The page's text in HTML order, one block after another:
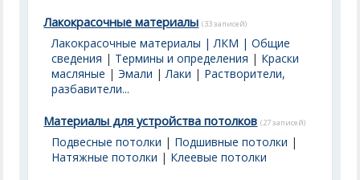
Лакокрасочные материалы (33 записей)
Лакокрасочные материалы | ЛКМ | Общие
сведения | Термины и определения | Краски
масляные |Эмали |Лаки | Растворители,
разбавители...
Материалы для устройства потолков (27 записей)
Подвесные потолки | Подшивные потолки |
Натяжные потолки | Клеевые потолки